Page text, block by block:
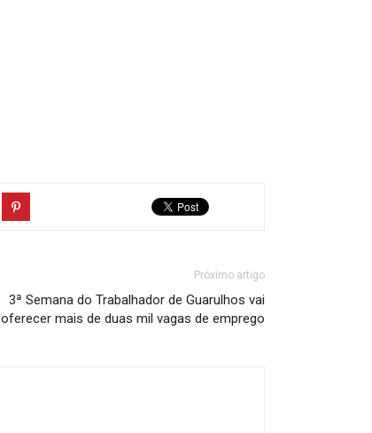
Próximo artigo
3ª Semana do Trabalhador de Guarulhos vai
oferecer mais de duas mil vagas de emprego